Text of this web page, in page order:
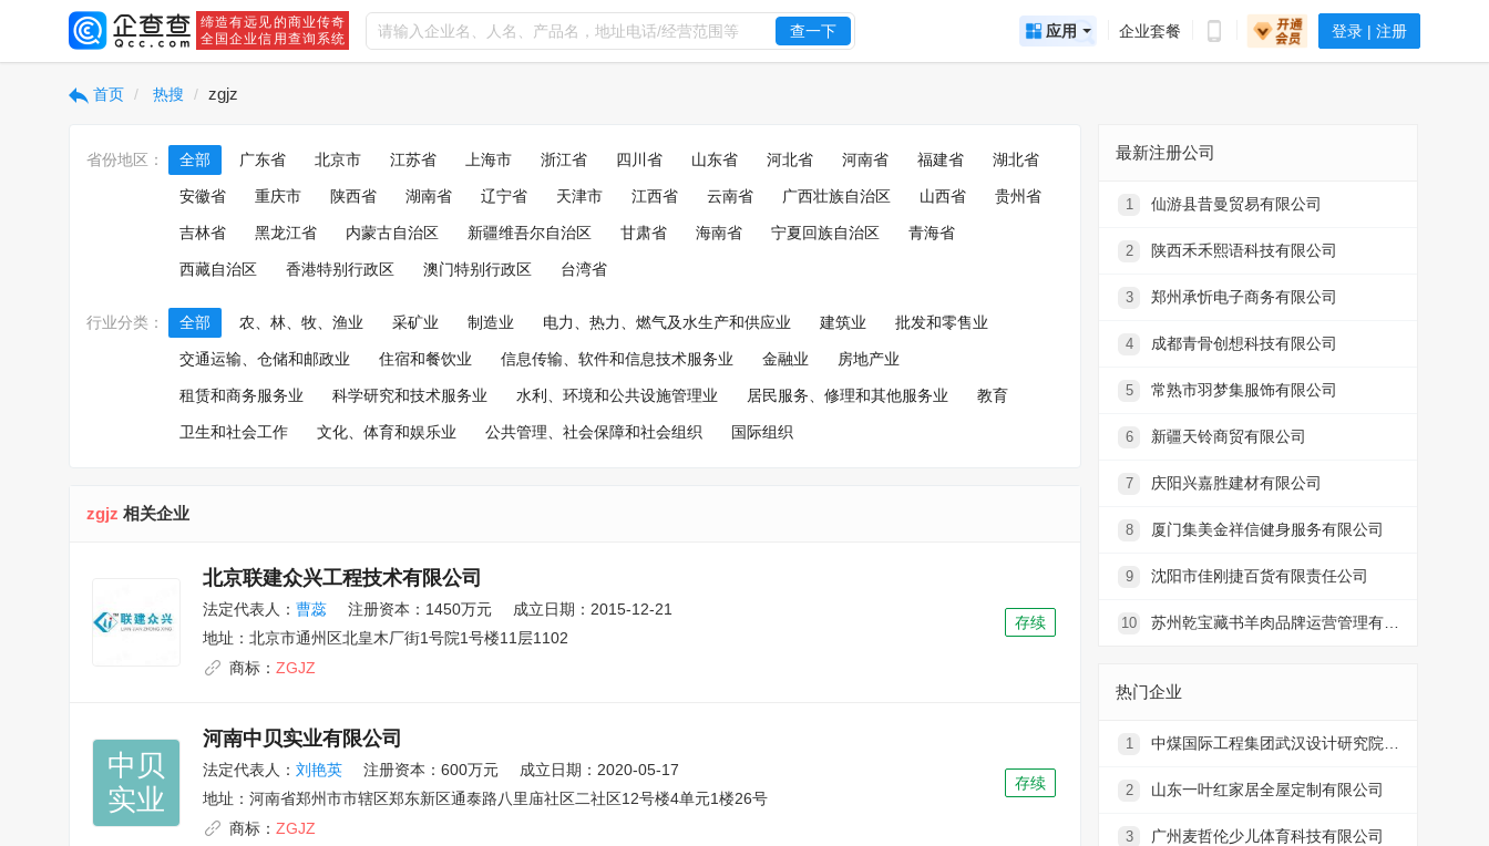
缔造有远见的商业传奇
全国企业信用查询系统
查一下 应用 企业套餐 登录 | 注册
首页 热搜 zgjz
省份地区： 全部 广东省 北京市 江苏省 上海市 浙江省 四川省 山东省 河北省 河南省 福建省 湖北省
安徽省 重庆市 陕西省 湖南省 辽宁省 天津市 江西省 云南省 广西壮族自治区 山西省 贵州省
吉林省 黑龙江省 内蒙古自治区 新疆维吾尔自治区 甘肃省 海南省 宁夏回族自治区 青海省
西藏自治区 香港特别行政区 澳门特别行政区 台湾省
行业分类： 全部 农、林、牧、渔业 采矿业 制造业 电力、热力、燃气及水生产和供应业 建筑业 批发和零售业
交通运输、仓储和邮政业 住宿和餐饮业 信息传输、软件和信息技术服务业 金融业 房地产业
租赁和商务服务业 科学研究和技术服务业 水利、环境和公共设施管理业 居民服务、修理和其他服务业 教育
卫生和社会工作 文化、体育和娱乐业 公共管理、社会保障和社会组织 国际组织
zgjz 相关企业
北京联建众兴工程技术有限公司
法定代表人： 曹蕊 注册资本：1450万元
成立日期：2015-12-21
地址： 北京市通州区北皇木厂街1号院1号楼11层1102
商标： ZGJZ
存续
中贝
实业
河南中贝实业有限公司
法定代表人： 刘艳英 注册资本：600万元
成立日期：2020-05-17
地址： 河南省郑州市市辖区郑东新区通泰路八里庙社区二社区12号楼4单元1楼26号
商标： ZGJZ
存续
最新注册公司
1 仙游县昔曼贸易有限公司
2 陕西禾禾熙语科技有限公司
3 郑州承忻电子商务有限公司
4 成都青骨创想科技有限公司
5 常熟市羽梦集服饰有限公司
6 新疆天铃商贸有限公司
7 庆阳兴嘉胜建材有限公司
8 厦门集美金祥信健身服务有限公司
9 沈阳市佳刚捷百货有限责任公司
10
热门企业
1
2 山东一叶红家居全屋定制有限公司
3 广州麦哲伦少儿体育科技有限公司